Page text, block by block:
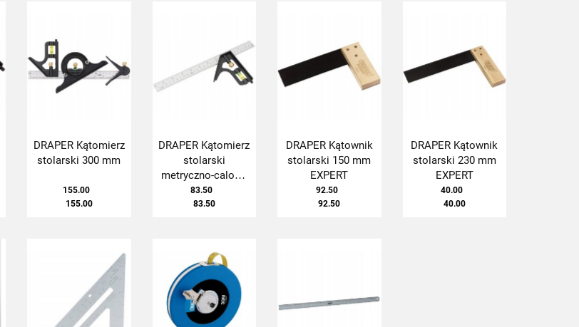
DRAPER Kątomierz
stolarski 300 mm
155.00
155.00
DRAPER Kątomierz
stolarski
metryczno-calowy
300 mm
83.50
83.50
DRAPER Kątownik
stolarski 150 mm
EXPERT
92.50
92.50
DRAPER Kątownik
stolarski 230 mm
EXPERT
40.00
40.00